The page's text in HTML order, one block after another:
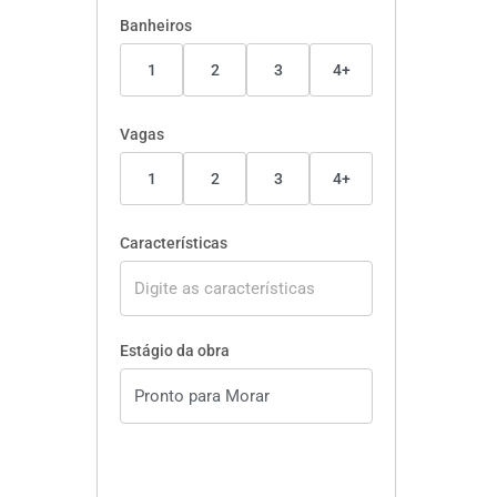
Banheiros
1 2 3 4+
Vagas
1 2 3 4+
Características
Estágio da obra